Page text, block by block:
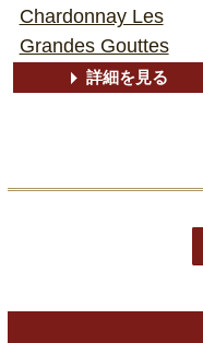
Chardonnay Les
Grandes Gouttes
詳細を見る